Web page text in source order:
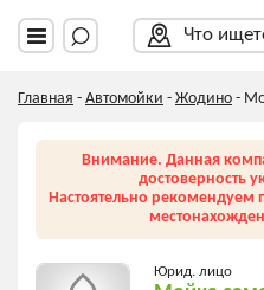
Что
Главная - Автомойки - Жодино -
Внимание. Данная
достоверность
Настоятельно рекомендуем
Юрид. лицо